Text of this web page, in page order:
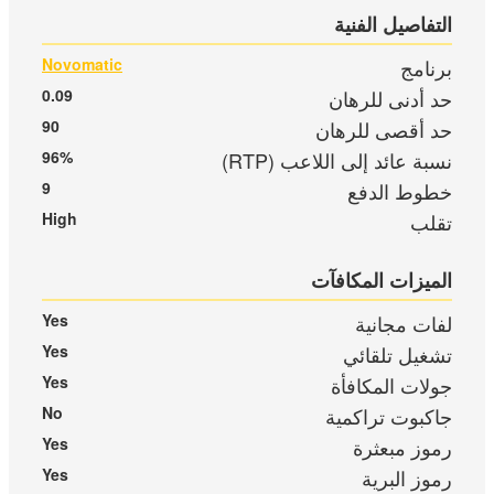
التفاصيل الفنية
برنامج
Novomatic
حد أدنى للرهان 0.09
حد أقصى للرهان 90
نسبة عائد إلى اللاعب (RTP) 96%
خطوط الدفع 9
تقلب High
الميزات المكافآت
لفات مجانية
Yes
تشغيل تلقائي Yes
جولات المكافأة Yes
جاكبوت تراكمية No
رموز مبعثرة Yes
رموز البرية Yes